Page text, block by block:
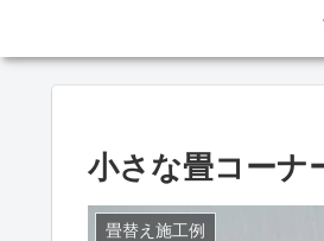
小さな畳コー
畳替え施工例